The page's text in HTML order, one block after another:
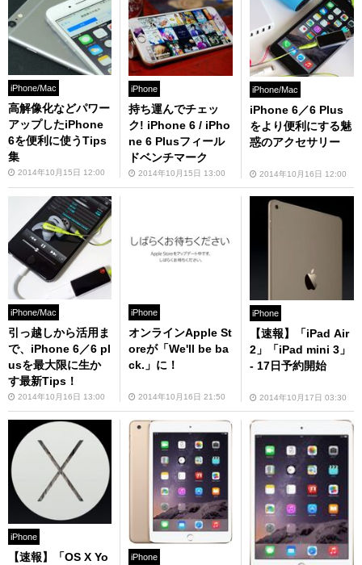
iPhone/Mac
高解像化などパワー
アップしたiPhone
6を便利に使うTips
集
2014年10月15日 12:00
iPhone
持ち運んでチェッ
ク! iPhone 6 / iPho
ne 6 Plusフィール
ドベンチマーク
2014年10月15日 13:00
iPhone/Mac
iPhone 6／6 Plus
をより便利にする魅
惑のアクセサリー
2014年10月16日 12:00
iPhone/Mac
引っ越しから活用ま
で、iPhone 6／6 pl
usを最大限に生か
す最新Tips！
2014年10月16日 13:00
iPhone
オンラインApple St
oreが「We'll be ba
ck.」に！
2014年10月16日 21:50
iPhone
【速報】「iPad Air
2」「iPad mini 3」
- 17日予約開始
2014年10月17日 03:30
iPhone
【速報】「OS X Yo
iPhone